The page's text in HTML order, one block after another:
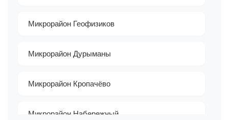
Микрорайон Геофизиков
Микрорайон Дурыманы
Микрорайон Кропачёво
Микрорайон Набережный